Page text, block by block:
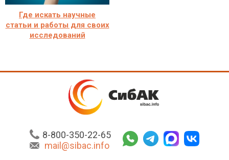
Где искать научные
статьи и работы для своих
исследований
8-800-350-22-65
mail@sibac.info